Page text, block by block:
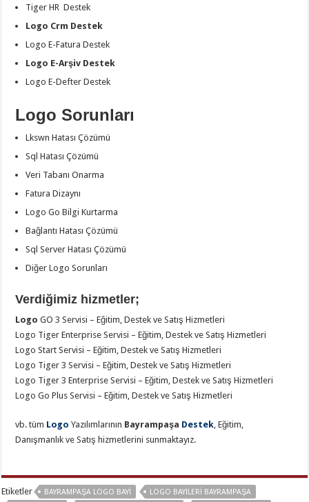
Tiger HR Destek
Logo Crm Destek
Logo E-Fatura Destek
Logo E-Arşiv Destek
Logo E-Defter Destek
Logo Sorunları
Lkswn Hatası Çözümü
Sql Hatası Çözümü
Veri Tabanı Onarma
Fatura Dizaynı
Logo Go Bilgi Kurtarma
Bağlantı Hatası Çözümü
Sql Server Hatası Çözümü
Diğer Logo Sorunları
Verdiğimiz hizmetler;
Logo GO 3 Servisi – Eğitim, Destek ve Satış Hizmetleri
Logo Tiger Enterprise Servisi – Eğitim, Destek ve Satış Hizmetleri
Logo Start Servisi – Eğitim, Destek ve Satış Hizmetleri
Logo Tiger 3 Servisi – Eğitim, Destek ve Satış Hizmetleri
Logo Tiger 3 Enterprise Servisi – Eğitim, Destek ve Satış Hizmetleri
Logo Go Plus Servisi – Eğitim, Destek ve Satış Hizmetleri
vb. tüm Logo Yazılımlarının Bayrampaşa Destek , Eğitim,
Danışmanlık ve Satış hizmetlerini sunmaktayız.
Etiketler BAYRAMPAŞA LOGO BAYI LOGO BAYILERI BAYRAMPAŞA